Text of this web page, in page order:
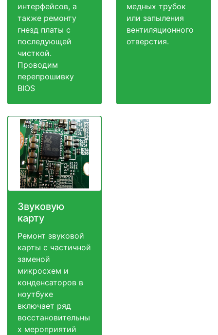
интерфейсов, а
также ремонту
гнезд платы с
последующей
чисткой.
Проводим
перепрошивку
BIOS
медных трубок
или запыления
вентиляционного
отверстия.
Звуковую
карту
Ремонт звуковой
карты с частичной
заменой
микросхем и
конденсаторов в
ноутбуке
включает ряд
восстановительны
х мероприятий